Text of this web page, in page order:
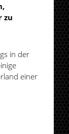
zu
in der
einer